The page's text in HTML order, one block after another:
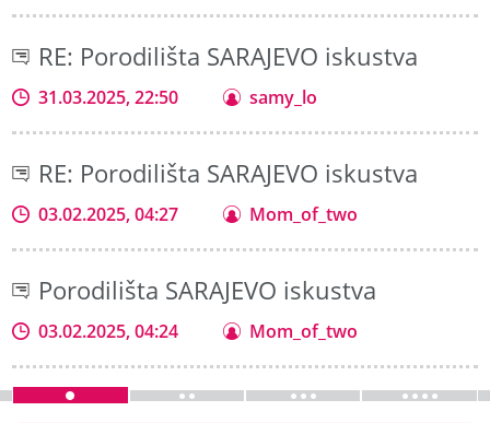
RE: Porodilišta SARAJEVO iskustva
31.03.2025, 22:50 samy_lo
RE: Porodilišta SARAJEVO iskustva
03.02.2025, 04:27 Mom_of_two
Porodilišta SARAJEVO iskustva
03.02.2025, 04:24 Mom_of_two